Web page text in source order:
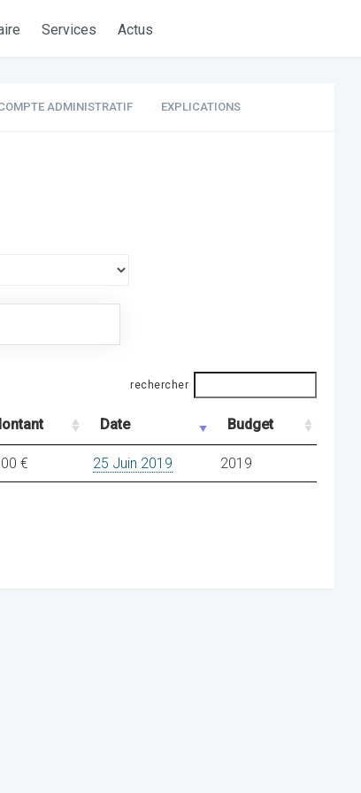
Services Actus
ADMINISTRATIF EXPLICATIONS
rechercher
Date Budget
€ 25 Juin 2019 2019